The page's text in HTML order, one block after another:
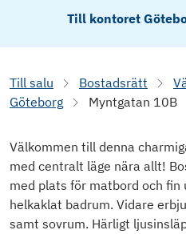
Till kontoret
Till salu Bostadsrätt
Göteborg
Myntgatan 10B
Välkommen till denna
med centralt läge nära allt!
med plats för matbord och
helkaklat badrum. Vidare
samt sovrum. Härligt